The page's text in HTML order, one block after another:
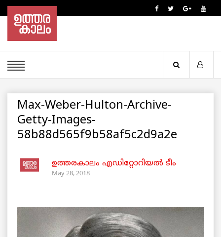
Max-Weber-Hulton-Archive-
Getty-Images-
58b88d565f9b58af5c2d9a2e
ഉത്തരകാലം എഡിറ്റോറിയല്‍ ടീം
May 28, 2018